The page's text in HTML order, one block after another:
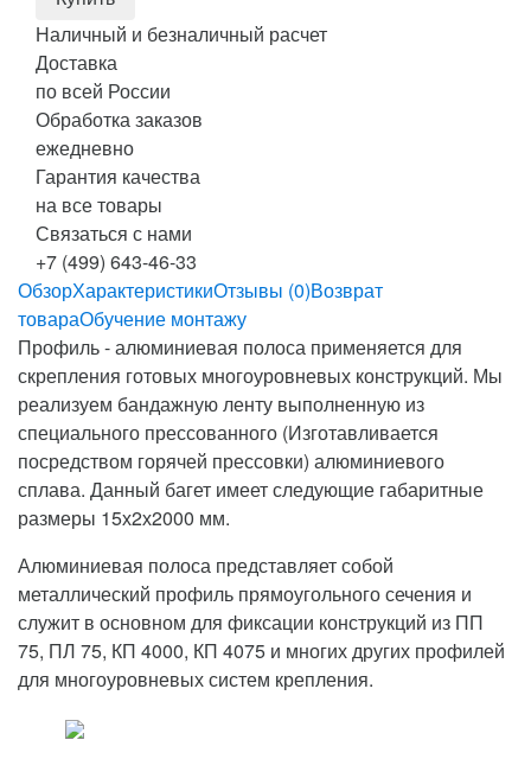
Наличный и безналичный расчет
Доставка
по всей России
Обработка заказов
ежедневно
Гарантия качества
на все товары
Связаться с нами
+7 (499) 643-46-33
ОбзорХарактеристикиОтзывы (0)Возврат
товараОбучение монтажу
Профиль - алюминиевая полоса применяется для
скрепления готовых многоуровневых конструкций. Мы
реализуем бандажную ленту выполненную из
специального прессованного (Изготавливается
посредством горячей прессовки) алюминиевого
сплава. Данный багет имеет следующие габаритные
размеры 15х2х2000 мм.
Алюминиевая полоса представляет собой
металлический профиль прямоугольного сечения и
служит в основном для фиксации конструкций из ПП
75, ПЛ 75, КП 4000, КП 4075 и многих других профилей
для многоуровневых систем крепления.